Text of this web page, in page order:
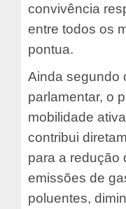
convivência
entre todos os
pontua.
Ainda segundo
parlamentar, o
mobilidade ativa
contribui
para a redução
emissões de
poluentes,